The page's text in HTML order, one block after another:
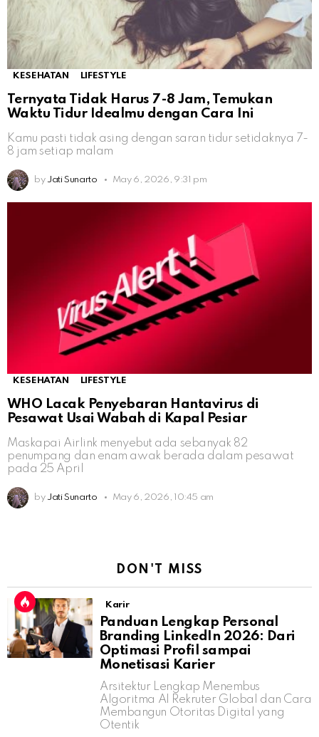
KESEHATAN LIFESTYLE
Ternyata Tidak Harus 7-8 Jam, Temukan
Waktu Tidur Idealmu dengan Cara Ini
Kamu pasti tidak asing dengan saran tidur setidaknya 7-
8 jam setiap malam
by Jati Sunarto May 6, 2026, 9:31 pm
KESEHATAN LIFESTYLE
WHO Lacak Penyebaran Hantavirus di
Pesawat Usai Wabah di Kapal Pesiar
Maskapai Airlink menyebut ada sebanyak 82
penumpang dan enam awak berada dalam pesawat
pada 25 April
by Jati Sunarto May 6, 2026, 10:45 am
DON'T MISS
Karir
Panduan Lengkap Personal
Branding LinkedIn 2026: Dari
Optimasi Profil sampai
Monetisasi Karier
Arsitektur Lengkap Menembus
Algoritma AI Rekruter Global dan Cara
Membangun Otoritas Digital yang
Otentik